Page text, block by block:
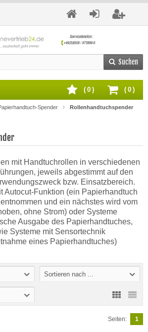
Suchen
( 0 )
( 0 )
Spender Rollenhandtuchspender
mit Handtuchrollen in verschiedenen
jeweils abgestimmt auf den
bzw. Einsatzbereich.
Autocut-Funktion (ein Papierhandtuch
und ein nächstes wird vom
ohne Strom) oder Systeme
Ausgabe des Papierhandtuches,
Systeme mit Sensortechnik
eines Papierhandtuches)
Sortieren nach ...
Seiten: 1